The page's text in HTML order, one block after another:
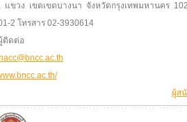
ขวง เขตเขตบางนา จังหวัดกรุงเทพมหานคร
2 โทรสาร 02-3930614
ติดต่อ
ผู้ส